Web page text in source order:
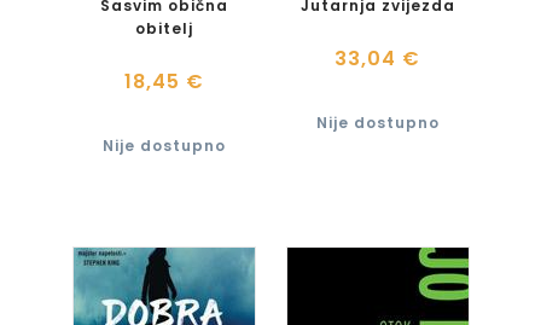
Sasvim obična
obitelj
18,45 €
Nije dostupno
Jutarnja zvijezda
33,04 €
Nije dostupno